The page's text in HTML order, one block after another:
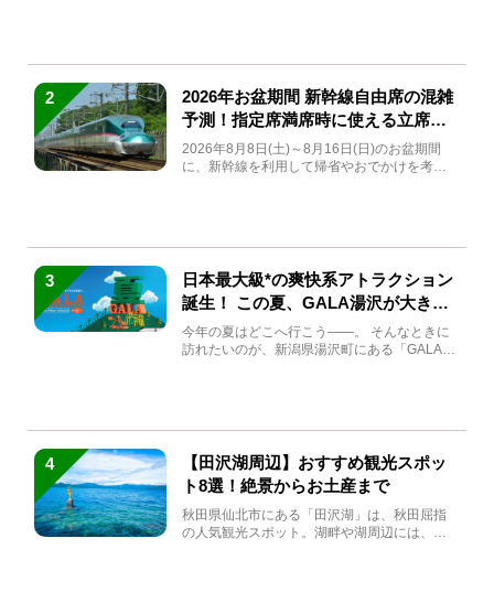
2
2026年お盆期間 新幹線自由席の混雑
予測！指定席満席時に使える立席特
急券も解説
2026年8月8日(土)～8月16日(日)のお盆期間
に、新幹線を利用して帰省やおでかけを考え
3
日本最大級*の爽快系アトラクション
誕生！ この夏、GALA湯沢が大きく
生まれ変わる
今年の夏はどこへ行こう――。 そんなときに
訪れたいのが、新潟県湯沢町にある「GALA湯
4
【田沢湖周辺】おすすめ観光スポッ
ト8選！絶景からお土産まで
秋田県仙北市にある「田沢湖」は、秋田屈指
の人気観光スポット。湖畔や湖周辺には、田